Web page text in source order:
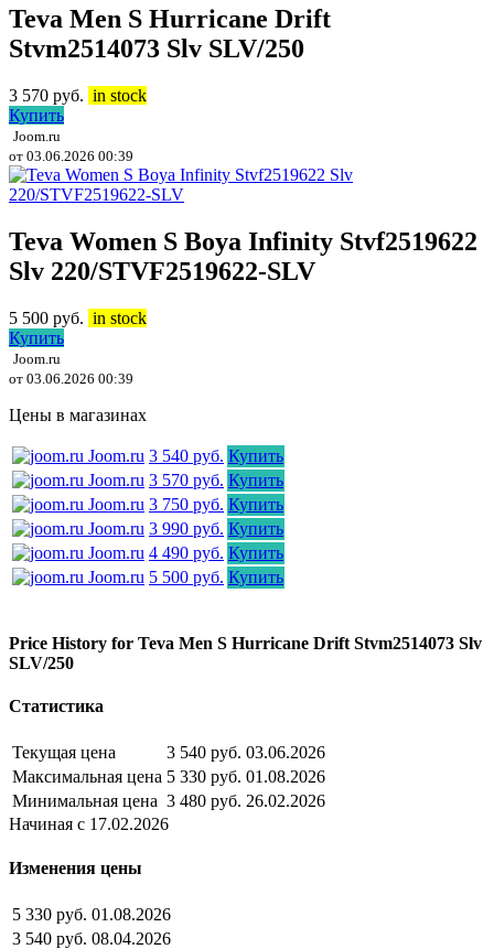
Teva Men S Hurricane Drift
Stvm2514073 Slv SLV/250
3 570 руб. in stock
Купить
Joom.ru
от 03.06.2026 00:39
Teva Women S Boya Infinity Stvf2519622
Slv 220/STVF2519622-SLV
5 500 руб. in stock
Купить
Joom.ru
от 03.06.2026 00:39
Цены в магазинах
Joom.ru 3 540 руб. Купить
Joom.ru 3 570 руб. Купить
Joom.ru 3 750 руб. Купить
Joom.ru 3 990 руб. Купить
Joom.ru 4 490 руб. Купить
Joom.ru 5 500 руб. Купить
Price History for Teva Men S Hurricane Drift Stvm2514073 Slv
SLV/250
Статистика
Текущая цена 3 540 руб. 03.06.2026
Максимальная цена 5 330 руб. 01.08.2026
Минимальная цена 3 480 руб. 26.02.2026
Начиная с 17.02.2026
Изменения цены
5 330 руб. 01.08.2026
3 540 руб. 08.04.2026